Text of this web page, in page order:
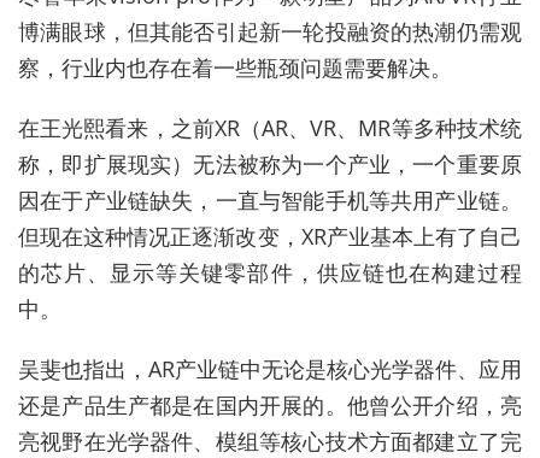
博满眼球，但其能否引起新一轮投融资的热潮仍需观
察，行业内也存在着一些瓶颈问题需要解决。
在王光熙看来，之前XR（AR、VR、MR等多种技术统
称，即扩展现实）无法被称为一个产业，一个重要原
因在于产业链缺失，一直与智能手机等共用产业链。
但现在这种情况正逐渐改变，XR产业基本上有了自己
的芯片、显示等关键零部件，供应链也在构建过程
中。
吴斐也指出，AR产业链中无论是核心光学器件、应用
还是产品生产都是在国内开展的。他曾公开介绍，亮
亮视野在光学器件、模组等核心技术方面都建立了完